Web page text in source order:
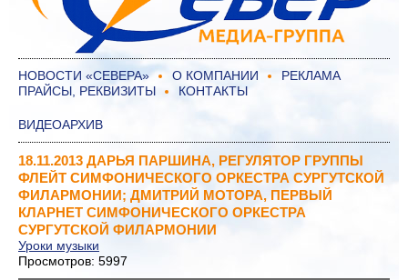
НОВОСТИ «СЕВЕРА» О КОМПАНИИ
РЕКЛАМА
ПРАЙСЫ, РЕКВИЗИТЫ
КОНТАКТЫ
ВИДЕОАРХИВ
18.11.2013 ДАРЬЯ ПАРШИНА, РЕГУЛЯТОР ГРУППЫ
ФЛЕЙТ СИМФОНИЧЕСКОГО ОРКЕСТРА СУРГУТСКОЙ
ФИЛАРМОНИИ; ДМИТРИЙ МОТОРА, ПЕРВЫЙ
КЛАРНЕТ СИМФОНИЧЕСКОГО ОРКЕСТРА
СУРГУТСКОЙ ФИЛАРМОНИИ
Уроки музыки
Просмотров: 5997